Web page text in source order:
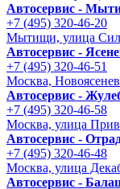
Автосервис -
+7 (495) 320-46-20
Мытищи, улица
Автосервис -
+7 (495) 320-46-51
Москва,
Автосервис -
+7 (495) 320-46-58
Москва, улица
Автосервис -
+7 (495) 320-46-48
Москва, улица
Автосервис -